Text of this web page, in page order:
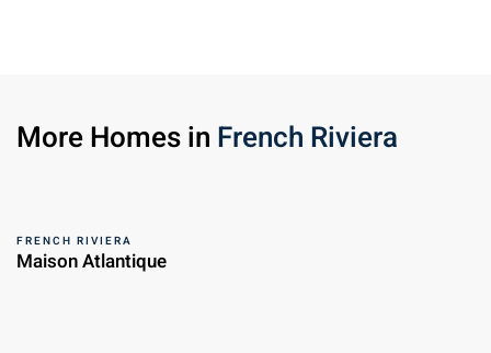
More Homes in French Riviera
FRENCH RIVIERA
Maison Atlantique